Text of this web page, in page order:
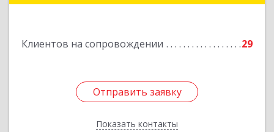
Клиентов на сопровождении 29
Отправить заявку
Показать контакты
Отправить заявку
Назад